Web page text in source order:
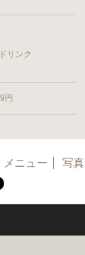
リンク
円
メニュー 写真